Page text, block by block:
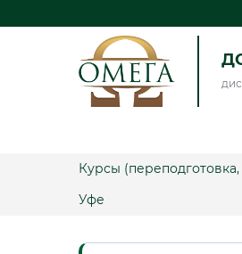
Курсы
Уфе